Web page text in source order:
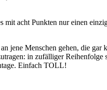
mit acht Punkten nur einen
jene Menschen gehen, die gar
in zufälliger Reihenfolge
Einfach TOLL!